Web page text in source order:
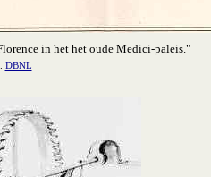
in het het oude Medici-paleis."
DBNL